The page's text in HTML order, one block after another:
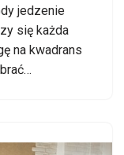
jedzenie
się każda
na kwadrans